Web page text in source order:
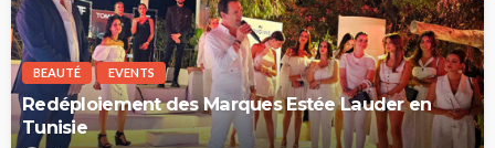
BEAUTÉ EVENTS
Redéploiement des Marques Estée Lauder en
Tunisie